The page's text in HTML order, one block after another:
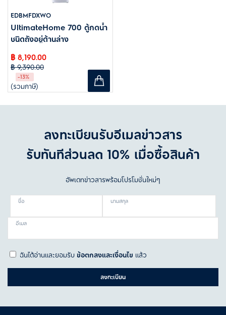
EDBMFDXWO
UltimateHome 700 ตู้กดน้ำ
ชนิดถังอยู่ด้านล่าง
฿ 8,190.00
฿ 9,390.00
-13%
(รวมภาษี)
ลงทะเบียนรับอีเมลข่าวสาร
รับทันทีส่วนลด 10% เมื่อซื้อสินค้า
อัพเดทข่าวสารพร้อมโปรโมชั่นใหม่ๆ
ชื่อ นามสกุล
อีเมล
ฉันได้อ่านและยอมรับข้อตกลงและเงื่อนไข แล้ว
ลงทะเบียน